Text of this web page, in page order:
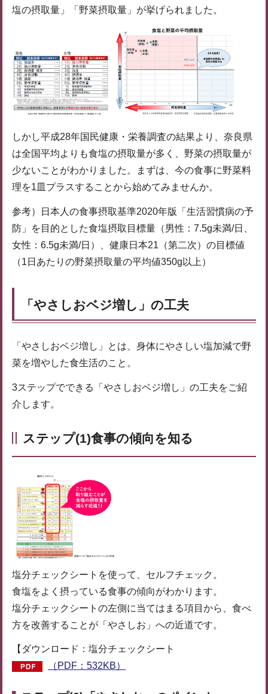
塩の摂取量」「野菜摂取量」が挙げられました。
しかし平成28年国民健康・栄養調査の結果より、奈良県
は全国平均よりも食塩の摂取量が多く、野菜の摂取量が
少ないことがわかりました。まずは、今の食事に野菜料
理を1皿プラスすることから始めてみませんか。
参考）日本人の食事摂取基準2020年版「生活習慣病の予
防」を目的とした食塩摂取目標量（男性：7.5g未満/日、
女性：6.5g未満/日）、健康日本21（第二次）の目標値
（1日あたりの野菜摂取量の平均値350g以上）
「やさしおベジ増し」の工夫
「やさしおベジ増し」とは、身体にやさしい塩加減で野
菜を増やした食生活のこと。
3ステップでできる「やさしおベジ増し」の工夫をご紹
介します。
ステップ(1)食事の傾向を知る
塩分チェックシートを使って、セルフチェック。
食塩をよく摂っている食事の傾向がわかります。
塩分チェックシートの左側に当てはまる項目から、食べ
方を改善することが「やさしお」への近道です。
【ダウンロード：塩分チェックシート
（PDF：532KB）